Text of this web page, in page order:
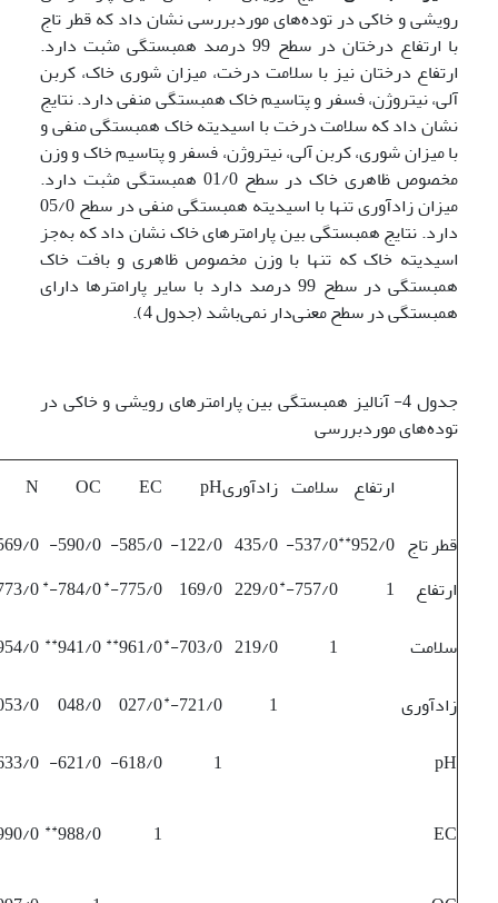
رویشی و خاکی در توده‌های موردبررسی نشان داد که قطر تاج
با ارتفاع درختان در سطح 99 درصد همبستگی مثبت دارد.
ارتفاع درختان نیز با سلامت درخت، میزان شوری خاک، کربن
آلی، نیتروژن، فسفر و پتاسیم خاک همبستگی منفی دارد. نتایج
نشان داد که سلامت درخت با اسیدیته خاک همبستگی منفی و
با میزان شوری، کربن آلی، نیتروژن، فسفر و پتاسیم خاک و وزن
مخصوص ظاهری خاک در سطح 01/0 همبستگی مثبت دارد.
میزان زادآوری‌ تنها با اسیدیته همبستگی منفی در سطح 05/0
دارد. نتایج همبستگی بین پارامترهای خاک نشان داد که به‌جز
اسیدیته خاک که تنها با وزن مخصوص ظاهری و بافت خاک
همبستگی در سطح 99 درصد دارد با سایر پارامترها دارای
همبستگی در سطح معنی‌دار نمی‌باشد (جدول 4).
جدول 4- آنالیز همبستگی بین پارامترهای رویشی و خاکی در
توده‌های موردبررسی
ارتفاع سلامت زادآوریpH
EC
OC
N
قطر تاج 952/0
**
537/0-
435/0
122/0-
585/0-
590/0-
0-
ارتفاع
1
757/0-
*
229/0
169/0
775/0-
*
784/0-
*
0-
سلامت
1
219/0
703/0-
*
961/0
**
941/0
**
0
زادآوری
1
721/0-
*
027/0
048/0
0
pH
1
618/0-
621/0-
0-
EC
1
988/0
**
0